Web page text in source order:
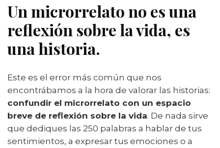
Un microrrelato no es una
reflexión sobre la vida, es
una historia.
Este es el error más común que nos
encontrábamos a la hora de valorar las historias:
confundir el microrrelato con un espacio
breve de reflexión sobre la vida. De nada sirve
que dediques las 250 palabras a hablar de tus
sentimientos, a expresar tus emociones o a